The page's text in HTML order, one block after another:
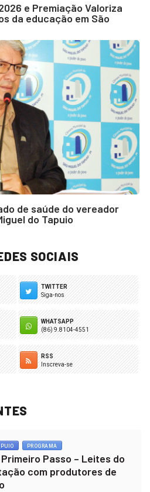
e Premiação Valoriza
da educação em São
de saúde do vereador
do Tapuio
SOCIAIS
TWITTER
Siga-nos
WHATSAPP
(86) 9.8104-4551
RSS
Inscreva-se
PROGRAMA
Passo – Leites do
com produtores de